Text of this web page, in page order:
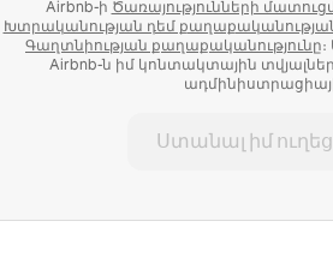
Airbnb-ի Ծառայությունների
Խտրականության դեմ
Գաղտնիության քաղաքականությունը
Airbnb-ն իմ կոնտակտային
Ստանալ իմ